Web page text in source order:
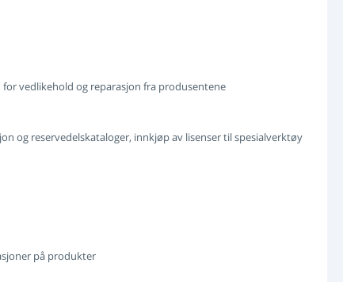
vedlikehold og reparasjon fra produsentene
og reservedelskataloger, innkjøp av lisenser til spesialverktøy
på produkter